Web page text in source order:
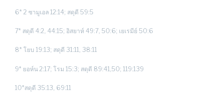
6* 2 ซามูเอล 12:14; สดุดี 59:5
7* สดุดี 4:2, 44:15; อิสยาห์ 49:7, 50:6; เยเรมีย์ 50:6
8* โยบ 19:13; สดุดี 31:11, 38:11
9* ยอห์น 2:17; โรม 15:3; สดุดี 89:41,50; 119:139
10*สดุดี 35:13, 69:11